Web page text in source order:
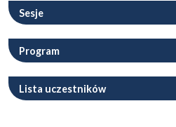
Sesje
Program
Lista uczestników